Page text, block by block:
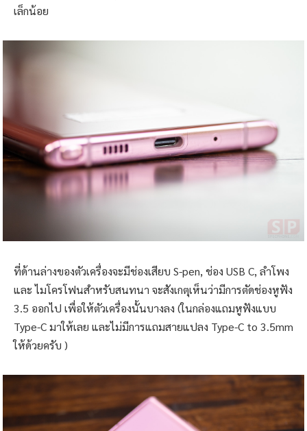
เล็กน้อย
ที่ด้านล่างของตัวเครื่องจะมีช่องเสียบ S-pen, ช่อง USB C, ลำโพง
และ ไมโครโฟนสำหรับสนทนา จะสังเกตุเห็นว่ามีการตัดช่องหูฟัง
3.5 ออกไป เพื่อให้ตัวเครื่องนั้นบางลง (ในกล่องแถมหูฟังแบบ
Type-C มาให้เลย และไม่มีการแถมสายแปลง Type-C to 3.5mm
ให้ด้วยครับ )